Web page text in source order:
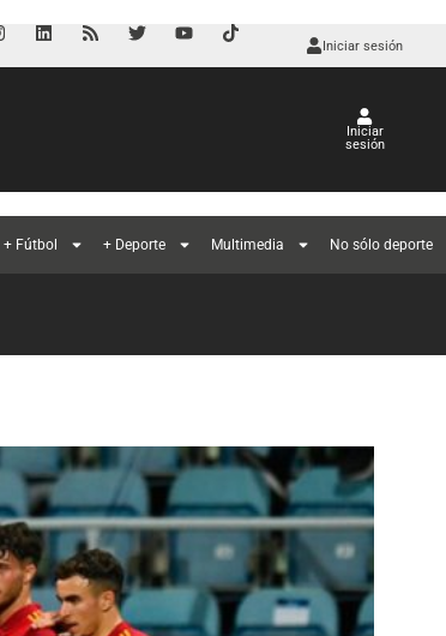
Iniciar sesión
Iniciar
sesión
+ Fútbol + Deporte Multimedia No sólo deporte